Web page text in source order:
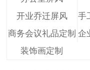
开业乔迁屏风
商务会议礼品定制
装饰画定制